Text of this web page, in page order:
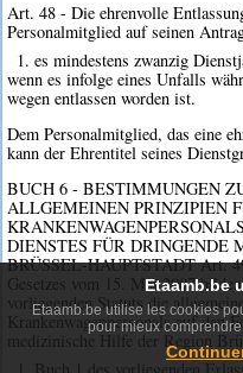
Art. 48 - Die ehrenvolle
Personalmitglied auf seinen
1. es mindestens zwanzig
wenn es infolge eines Unfalls
wegen entlassen worden ist.
Dem Personalmitglied, das eine
kann der Ehrentitel seines
BUCH 6 - BESTIMMUNGEN
ALLGEMEINEN PRINZIPIEN
DIENSTES FÜR DRINGENDE
BRÜSSEL-HAUPTSTADT Art.
Gesetzes vom 15. Mai 2007
vorliegenden Statuts die
Krankenwagenpersonals auf den
medizinische Hilfe der Region
1. Buch 1 des vorliegenden
Etaamb.be
Etaamb.be utilise les cookies
pour mieux